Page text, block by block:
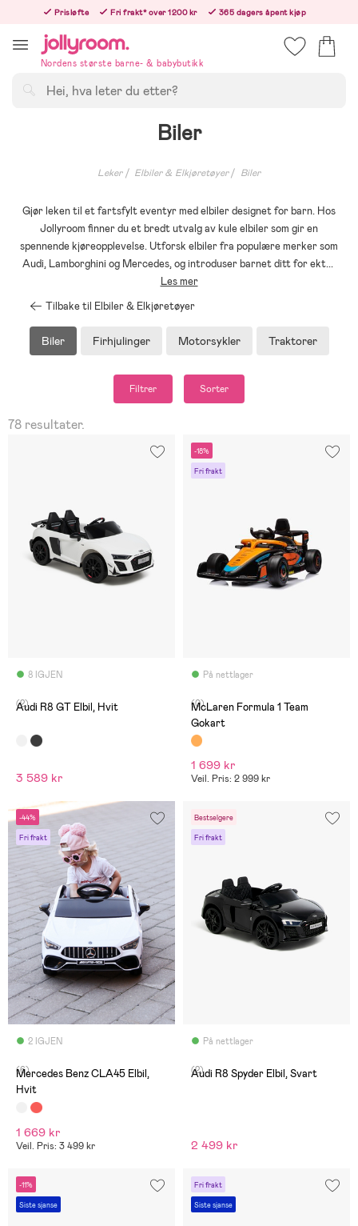
innehållet
Prisløfte Fri frakt* over 1200 kr
365 dagers åpent kjøp
Nordens største barne- & babybutikk
Biler
Leker Elbiler & Elkjøretøyer Biler
Gjør leken til et fartsfylt eventyr med elbiler designet for barn. Hos
Jollyroom finner du et bredt utvalg av kule elbiler som gir en
spennende kjøreopplevelse. Utforsk elbiler fra populære merker som
Audi, Lamborghini og Mercedes, og introduser barnet ditt for ekt...
Les mer
Tilbake til Elbiler & Elkjøretøyer
Biler Firhjulinger Motorsykler Traktorer
Filtrer Sorter
78 resultater.
8 IGJEN
(2)
Audi R8 GT Elbil, Hvit
3 589 kr
-18%
Fri frakt
På nettlager
(0)
McLaren Formula 1 Team
Gokart
1 699 kr
Veil. Pris: 2 999 kr
-44%
Fri frakt
2 IGJEN
(6)
Mercedes Benz CLA45 Elbil,
Hvit
1 669 kr
Veil. Pris: 3 499 kr
Bestselgere
Fri frakt
På nettlager
(2)
Audi R8 Spyder Elbil, Svart
2 499 kr
-11%
Siste sjanse
Fri frakt
Siste sjanse